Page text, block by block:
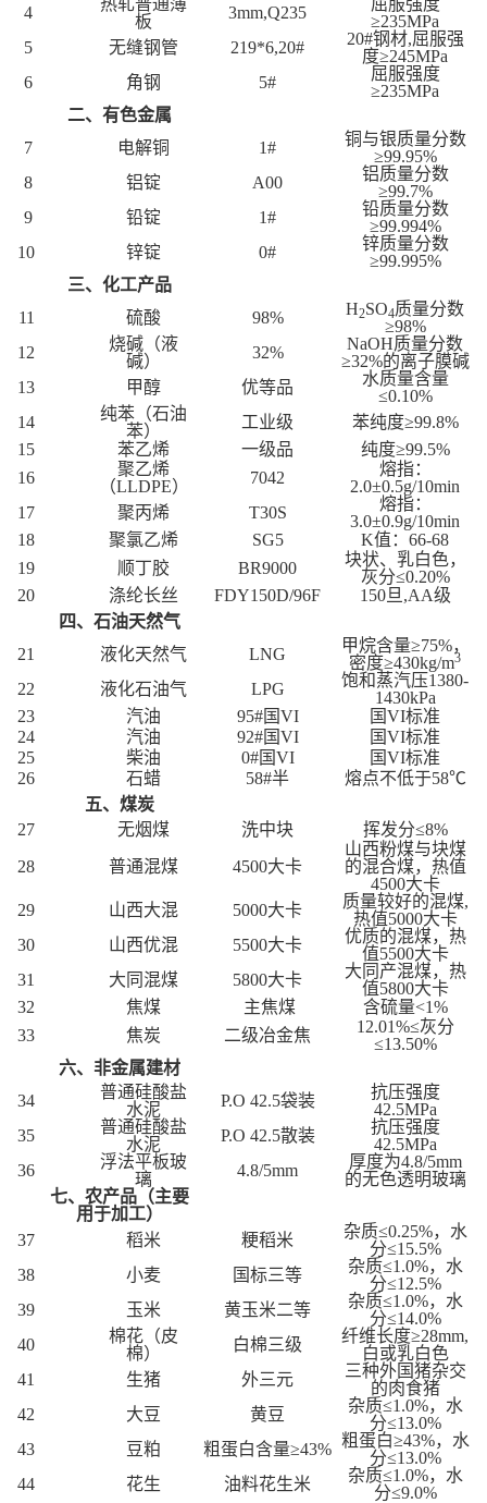
4
板
3mm,Q235
≥235MPa
5
无缝钢管 219*6,20#
20#钢材,屈服强
度≥245MPa
6
角钢 5#
屈服强度
≥235MPa
二、有色金属
7
电解铜 1#
铜与银质量分数
≥99.95%
8
铝锭 A00
铝质量分数
≥99.7%
9
铅锭 1#
铅质量分数
≥99.994%
10
锌锭 0#
锌质量分数
≥99.995%
三、化工产品
11
硫酸 98% H2SO4质量分数
≥98%
12
烧碱（液
碱）
32%
NaOH质量分数
≥32%的离子膜碱
13
甲醇 优等品
水质量含量
≤0.10%
14
纯苯（石油
苯）
工业级
苯纯度≥99.8%
15
苯乙烯 一级品
纯度≥99.5%
16
聚乙烯
（LLDPE）
7042
熔指：
2.0±0.5g/10min
17
聚丙烯 T30S
熔指：
3.0±0.9g/10min
18
聚氯乙烯 SG5
K值：66-68
19
顺丁胶 BR9000
块状、乳白色，
灰分≤0.20%
20
涤纶长丝 FDY150D/96F
150旦,AA级
四、石油天然气
21
液化天然气 LNG
甲烷含量≥75%，
密度≥430kg/m3
22 液化石油气 LPG
饱和蒸汽压1380-
1430kPa
23
汽油 95#国VI
国VI标准
24
汽油 92#国VI
国VI标准
25
柴油 0#国VI
国VI标准
26
石蜡 58#半
熔点不低于58℃
五、煤炭
27
无烟煤 洗中块
挥发分≤8%
28
普通混煤 4500大卡
山西粉煤与块煤
的混合煤，热值
4500大卡
29
山西大混 5000大卡
质量较好的混煤,
热值5000大卡
30
山西优混 5500大卡
优质的混煤，热
值5500大卡
31
大同混煤 5800大卡
大同产混煤，热
值5800大卡
32
焦煤 主焦煤
含硫量<1%
33
焦炭 二级冶金焦
12.01%≤灰分
≤13.50%
六、非金属建材
34
普通硅酸盐
水泥
P.O 42.5袋装
抗压强度
42.5MPa
35
普通硅酸盐
水泥
P.O 42.5散装
抗压强度
42.5MPa
36
浮法平板玻
璃
4.8/5mm
厚度为4.8/5mm
的无色透明玻璃
七、农产品（主要
用于加工）
37
稻米 粳稻米
杂质≤0.25%，水
分≤15.5%
38
小麦 国标三等
杂质≤1.0%，水
分≤12.5%
39
玉米 黄玉米二等
杂质≤1.0%，水
分≤14.0%
40
棉花（皮
棉）
白棉三级
纤维长度≥28mm,
白或乳白色
41
生猪 外三元
三种外国猪杂交
的肉食猪
42
大豆 黄豆
杂质≤1.0%，水
分≤13.0%
43
豆粕 粗蛋白含量≥43% 粗蛋白≥43%，水
分≤13.0%
44
花生 油料花生米
杂质≤1.0%，水
分≤9.0%